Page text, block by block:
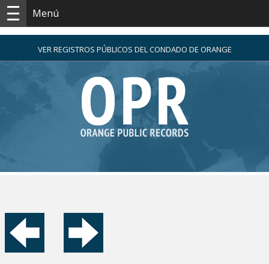
Menú
VER REGISTROS PÚBLICOS DEL CONDADO DE ORANGE